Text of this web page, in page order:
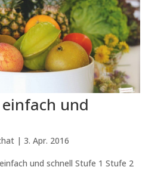
und
| 3. Apr. 2016
und schnell Stufe 1 Stufe 2